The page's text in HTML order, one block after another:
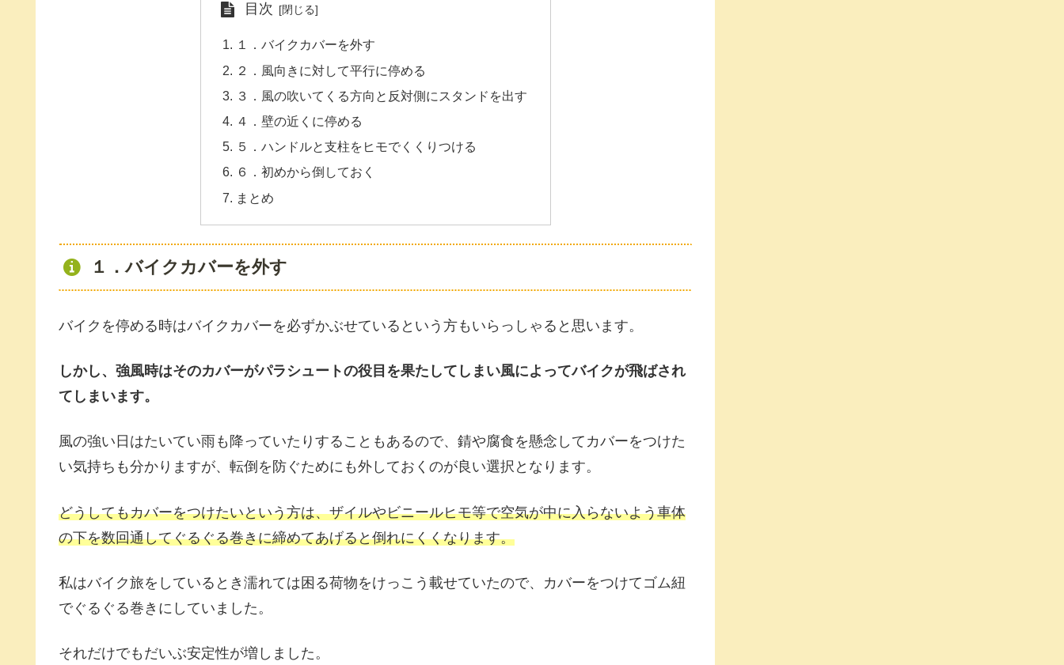
目次
１．バイクカバーを外す
２．風向きに対して平行に停める
３．風の吹いてくる方向と反対側にスタンドを出す
４．壁の近くに停める
５．ハンドルと支柱をヒモでくくりつける
６．初めから倒しておく
まとめ
１．バイクカバーを外す
バイクを停める時はバイクカバーを必ずかぶせているという方もいらっしゃると思います。
しかし、強風時はそのカバーがパラシュートの役目を果たしてしまい風によってバイクが飛ばされ
てしまいます。
風の強い日はたいてい雨も降っていたりすることもあるので、錆や腐食を懸念してカバーをつけた
い気持ちも分かりますが、転倒を防ぐためにも外しておくのが良い選択となります。
どうしてもカバーをつけたいという方は、ザイルやビニールヒモ等で空気が中に入らないよう車体
の下を数回通してぐるぐる巻きに締めてあげると倒れにくくなります。
私はバイク旅をしているとき濡れては困る荷物をけっこう載せていたので、カバーをつけてゴム紐
でぐるぐる巻きにしていました。
それだけでもだいぶ安定性が増しました。